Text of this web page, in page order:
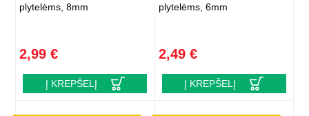
plytelėms, 8mm
2,99 €
Į KREPŠELĮ
plytelėms, 6mm
2,49 €
Į KREPŠELĮ